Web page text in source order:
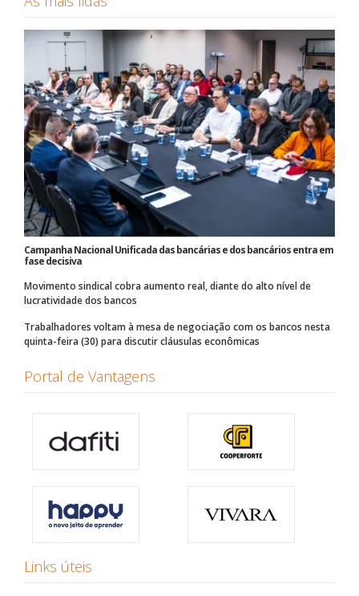
Campanha Nacional Unificada das bancárias e dos bancários entra em
fase decisiva
Movimento sindical cobra aumento real, diante do alto nível de
lucratividade dos bancos
Trabalhadores voltam à mesa de negociação com os bancos nesta
quinta-feira (30) para discutir cláusulas econômicas
Portal de Vantagens
Links úteis